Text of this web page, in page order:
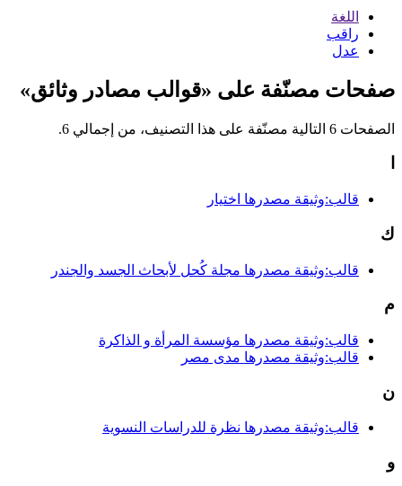
اللغة
راقب
عدل
صفحات مصنّفة على «قوالب مصادر وثائق»
الصفحات 6 التالية مصنّفة على هذا التصنيف، من إجمالي 6.
قالب:وثيقة مصدرها اختيار
ك
قالب:وثيقة مصدرها مجلة كُحل لأبحاث الجسد والجندر
م
قالب:وثيقة مصدرها مؤسسة المرأة و الذاكرة
قالب:وثيقة مصدرها مدى مصر
ن
قالب:وثيقة مصدرها نظرة للدراسات النسوية
و